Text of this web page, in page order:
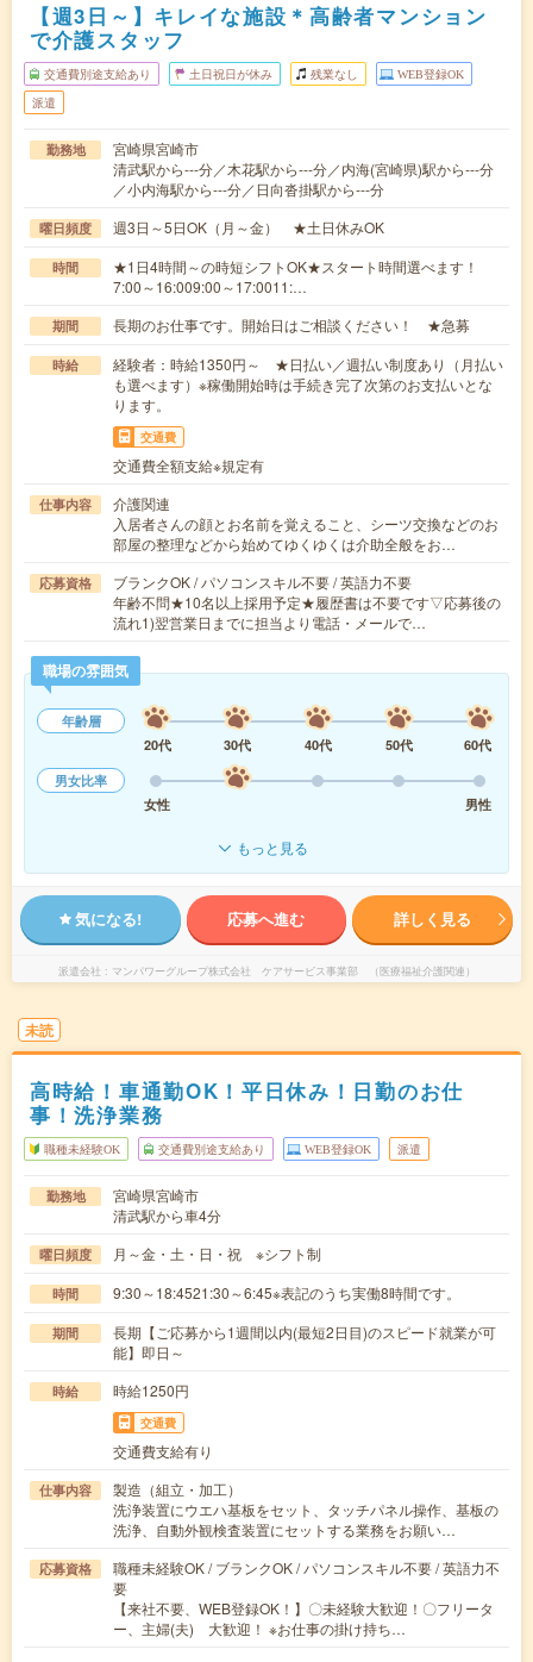
【週3日～】キレイな施設＊高齢者マンション
で介護スタッフ
交通費別途支給あり 土日祝日が休み 残業なし WEB登録OK
派遣
勤務地
宮崎県宮崎市
清武駅から---分／木花駅から---分／内海(宮崎県)駅から---分
／小内海駅から---分／日向沓掛駅から---分
曜日頻度 週3日～5日OK（月～金） ★土日休みOK
時間
★1日4時間～の時短シフトOK★スタート時間選べます！
7:00～16:009:00～17:0011:…
期間 長期のお仕事です。開始日はご相談ください！ ★急募
時給
経験者：時給1350円～ ★日払い／週払い制度あり（月払い
も選べます）※稼働開始時は手続き完了次第のお支払いとな
ります。
交通費
交通費全額支給※規定有
仕事内容
介護関連
入居者さんの顔とお名前を覚えること、シーツ交換などのお
部屋の整理などから始めてゆくゆくは介助全般をお…
応募資格
ブランクOK / パソコンスキル不要 / 英語力不要
年齢不問★10名以上採用予定★履歴書は不要です▽応募後の
流れ1)翌営業日までに担当より電話・メールで…
職場の雰囲気
年齢層
20代
30代 40代 50代
60代
男女比率
女性
男性
もっと見る
気になる! 応募へ進む 詳しく見る
派遣会社 マンパワーグループ株式会社 ケアサービス事業部 （医療福祉介護関連）
未読
高時給！車通勤OK！平日休み！日勤のお仕
事！洗浄業務
職種未経験OK 交通費別途支給あり WEB登録OK 派遣
勤務地
宮崎県宮崎市
清武駅から車4分
曜日頻度 月～金・土・日・祝 ※シフト制
時間 9:30～18:4521:30～6:45※表記のうち実働8時間です。
期間
長期【ご応募から1週間以内(最短2日目)のスピード就業が可
能】即日～
時給 時給1250円
交通費
交通費支給有り
仕事内容
製造（組立・加工）
洗浄装置にウエハ基板をセット、タッチパネル操作、基板の
洗浄、自動外観検査装置にセットする業務をお願い…
応募資格
職種未経験OK / ブランクOK / パソコンスキル不要 / 英語力不
要
【来社不要、WEB登録OK！】〇未経験大歓迎！〇フリータ
ー、主婦(夫) 大歓迎！ ※お仕事の掛け持ち…